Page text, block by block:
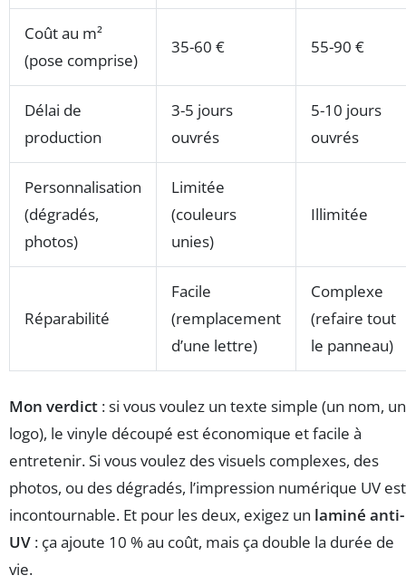
Coût au m²
(pose comprise)
35-60 € 55-90 €
Délai de
production
3-5 jours
ouvrés
5-10 jours
ouvrés
Personnalisation
(dégradés,
photos)
Limitée
(couleurs
unies)
Illimitée
Réparabilité
Facile
(remplacement
d’une lettre)
Complexe
(refaire tout
le panneau)
Mon verdict : si vous voulez un texte simple (un nom, un
logo), le vinyle découpé est économique et facile à
entretenir. Si vous voulez des visuels complexes, des
photos, ou des dégradés, l’impression numérique UV est
incontournable. Et pour les deux, exigez un laminé anti-
UV : ça ajoute 10 % au coût, mais ça double la durée de
vie.